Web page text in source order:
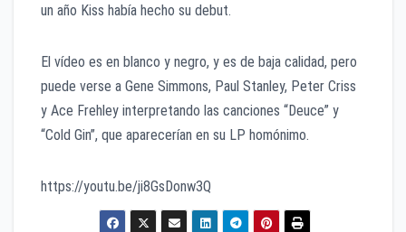
un año Kiss había hecho su debut.
El vídeo es en blanco y negro, y es de baja calidad, pero
puede verse a Gene Simmons, Paul Stanley, Peter Criss
y Ace Frehley interpretando las canciones “Deuce” y
“Cold Gin”, que aparecerían en su LP homónimo.
https://youtu.be/ji8GsDonw3Q